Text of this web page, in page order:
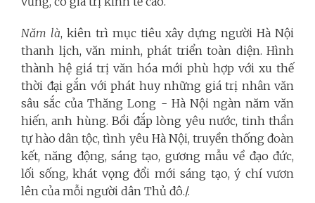
Năm là, kiên trì mục tiêu xây dựng người Hà Nội
thanh lịch, văn minh, phát triển toàn diện. Hình
thành hệ giá trị văn hóa mới phù hợp với xu thế
thời đại gắn với phát huy những giá trị nhân văn
sâu sắc của Thăng Long - Hà Nội ngàn năm văn
hiến, anh hùng. Bồi đắp lòng yêu nước, tinh thần
tự hào dân tộc, tình yêu Hà Nội, truyền thống đoàn
kết, năng động, sáng tạo, gương mẫu về đạo đức,
lối sống, khát vọng đổi mới sáng tạo, ý chí vươn
lên của mỗi người dân Thủ đô./.